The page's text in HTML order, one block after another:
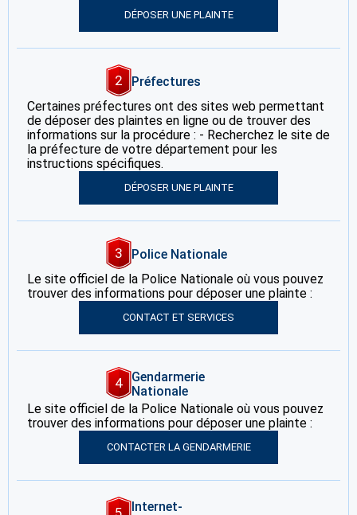
DÉPOSER UNE PLAINTE
2
Préfectures
Certaines préfectures ont des sites web permettant
de déposer des plaintes en ligne ou de trouver des
informations sur la procédure : - Recherchez le site de
la préfecture de votre département pour les
instructions spécifiques.
DÉPOSER UNE PLAINTE
3
Police Nationale
Le site officiel de la Police Nationale où vous pouvez
trouver des informations pour déposer une plainte :
CONTACT ET SERVICES
4
Gendarmerie
Nationale
Le site officiel de la Police Nationale où vous pouvez
trouver des informations pour déposer une plainte :
CONTACTER LA GENDARMERIE
Internet-